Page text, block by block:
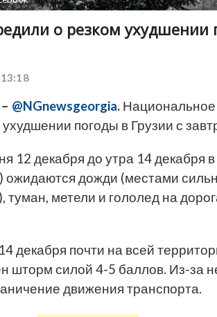
о резком ухудшении
@NGnewsgeorgia.
погоды в Грузии с
12 декабря до утра 14 декабря
ожидаются дожди (местами
метели и гололед на
декабря почти на всей
шторм силой 4-5 баллов. Из-за
движения транспорта.